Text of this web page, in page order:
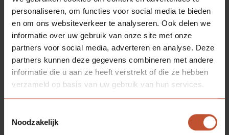
personaliseren, om functies voor social media te bieden
en om ons websiteverkeer te analyseren. Ook delen we
informatie over uw gebruik van onze site met onze
partners voor social media, adverteren en analyse. Deze
partners kunnen deze gegevens combineren met andere
informatie die u aan ze heeft verstrekt of die ze hebben
verzameld op basis van uw gebruik van hun services.
Noodzakelijk